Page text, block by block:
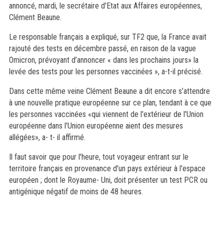
annoncé, mardi, le secrétaire d'Etat aux Affaires européennes,
Clément Beaune.
Le responsable français a expliqué, sur TF2 que, la France avait
rajouté des tests en décembre passé, en raison de la vague
Omicron, prévoyant d’annoncer « dans les prochains jours» la
levée des tests pour les personnes vaccinées », a-t-il précisé.
Dans cette même veine Clément Beaune a dit encore s’attendre
à une nouvelle pratique européenne sur ce plan, tendant à ce que
les personnes vaccinées «qui viennent de l'extérieur de l'Union
européenne dans l'Union européenne aient des mesures
allégées», a- t- il affirmé.
Il faut savoir que pour l'heure, tout voyageur entrant sur le
territoire français en provenance d'un pays extérieur à l'espace
européen ; dont le Royaume- Uni, doit présenter un test PCR ou
antigénique négatif de moins de 48 heures.